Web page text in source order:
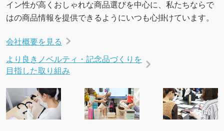
イン性が高くおしゃれな商品選びを中心に、私たちならで
はの商品情報を提供できるようにいつも心掛けています。
会社概要を見る
より良きノベルティ・記念品づくりを
目指した取り組み